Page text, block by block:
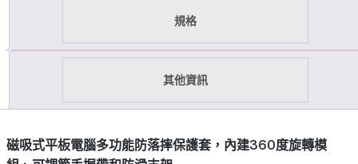
規格
其他資訊
磁吸式平板電腦多功能防落摔保護套，內建360度旋轉模